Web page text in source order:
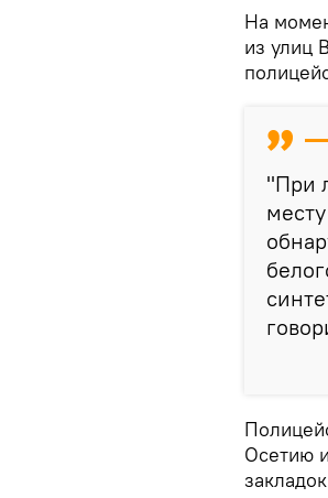
На
из улиц
"При
Осетию